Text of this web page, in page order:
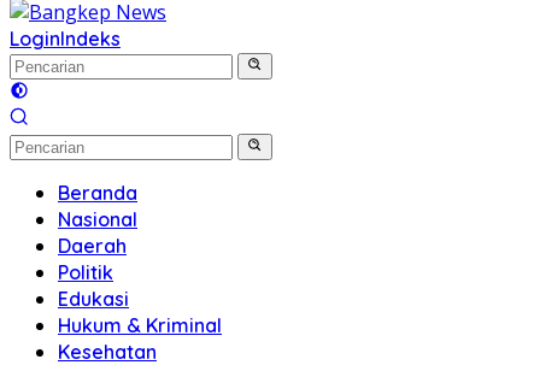
LoginIndeks
Beranda
Nasional
Daerah
Politik
Edukasi
Hukum & Kriminal
Kesehatan